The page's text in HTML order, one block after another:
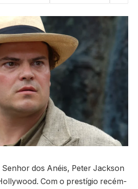
dos Anéis, Peter Jackson
Com o prestígio recém-